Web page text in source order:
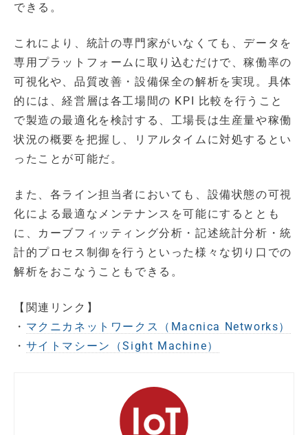
できる。
これにより、統計の専門家がいなくても、データを
専用プラットフォームに取り込むだけで、稼働率の
可視化や、品質改善・設備保全の解析を実現。具体
的には、経営層は各工場間の KPI 比較を行うこと
で製造の最適化を検討する、工場長は生産量や稼働
状況の概要を把握し、リアルタイムに対処するとい
ったことが可能だ。
また、各ライン担当者においても、設備状態の可視
化による最適なメンテナンスを可能にするととも
に、カーブフィッティング分析・記述統計分析・統
計的プロセス制御を行うといった様々な切り口での
解析をおこなうこともできる。
【関連リンク】
・ マクニカネットワークス（Macnica Networks）
・ サイトマシーン（Sight Machine）